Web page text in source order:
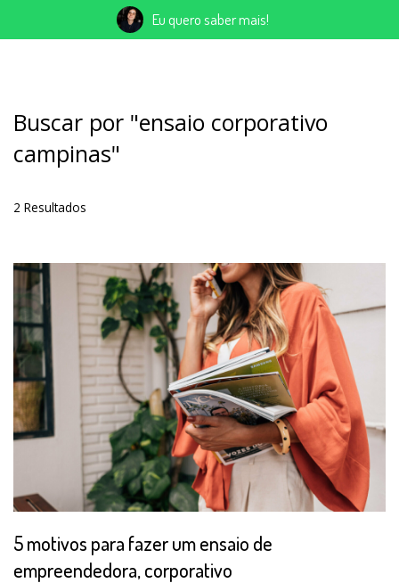
Buscar por "ensaio corporativo
campinas"
2 Resultados
5 motivos para fazer um ensaio de
empreendedora, corporativo
Eu quero saber mais!